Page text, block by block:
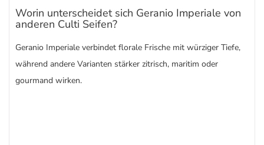
Worin unterscheidet sich Geranio Imperiale von
anderen Culti Seifen?
Geranio Imperiale verbindet florale Frische mit würziger Tiefe,
während andere Varianten stärker zitrisch, maritim oder
gourmand wirken.